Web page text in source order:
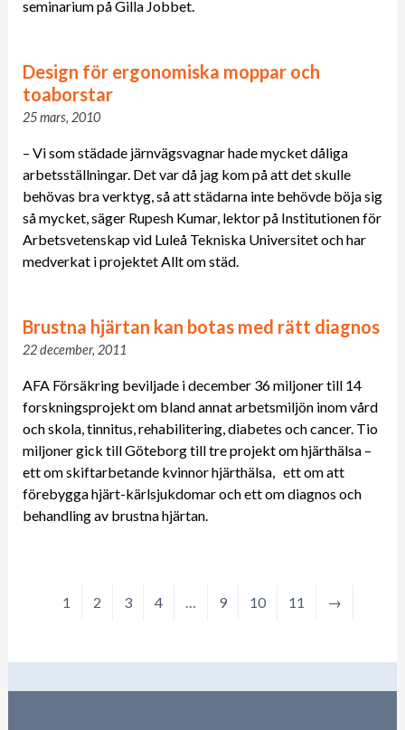
seminarium på Gilla Jobbet.
Design för ergonomiska moppar och
toaborstar
25 mars, 2010
– Vi som städade järnvägsvagnar hade mycket dåliga
arbetsställningar. Det var då jag kom på att det skulle
behövas bra verktyg, så att städarna inte behövde böja sig
så mycket, säger Rupesh Kumar, lektor på Institutionen för
Arbetsvetenskap vid Luleå Tekniska Universitet och har
medverkat i projektet Allt om städ.
Brustna hjärtan kan botas med rätt diagnos
22 december, 2011
AFA Försäkring beviljade i december 36 miljoner till 14
forskningsprojekt om bland annat arbetsmiljön inom vård
och skola, tinnitus, rehabilitering, diabetes och cancer. Tio
miljoner gick till Göteborg till tre projekt om hjärthälsa –
ett om skiftarbetande kvinnor hjärthälsa, ett om att
förebygga hjärt-kärlsjukdomar och ett om diagnos och
behandling av brustna hjärtan.
1 2 3 4 9 10 11 →